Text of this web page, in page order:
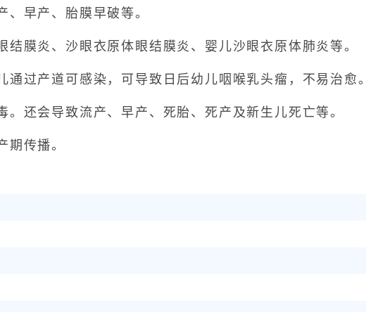
早产、胎膜早破等。
膜炎、沙眼衣原体眼结膜炎、婴儿沙眼衣原体肺炎等。
过产道可感染，可导致日后幼儿咽喉乳头瘤，不易治愈。
还会导致流产、早产、死胎、死产及新生儿死亡等。
传播。